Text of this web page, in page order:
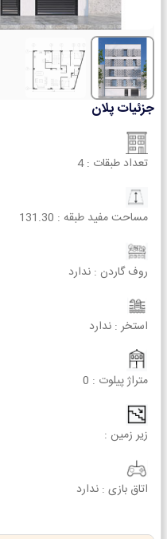
جزئیات پلان
تعداد طبقات :4
مساحت مفید طبقه : 131.30
روف گاردن :ندارد
استخر :ندارد
متراژ پیلوت : 0
زیر زمین :
اتاق بازی :ندارد